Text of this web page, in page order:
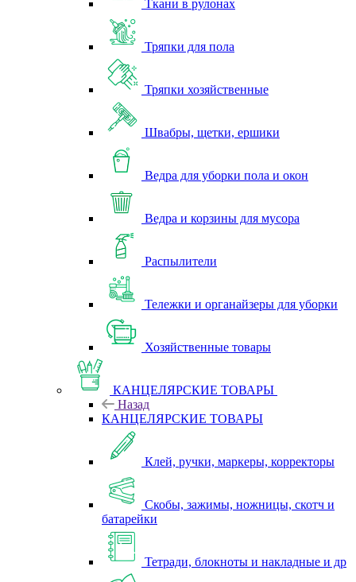
Ткани в рулонах
Тряпки для пола
Тряпки хозяйственные
Швабры, щетки, ершики
Ведра для уборки пола и окон
Ведра и корзины для мусора
Распылители
Тележки и органайзеры для уборки
Хозяйственные товары
КАНЦЕЛЯРСКИЕ ТОВАРЫ
Назад
КАНЦЕЛЯРСКИЕ ТОВАРЫ
Клей, ручки, маркеры, корректоры
Скобы, зажимы, ножницы, скотч и
батарейки
Тетради, блокноты и накладные и др